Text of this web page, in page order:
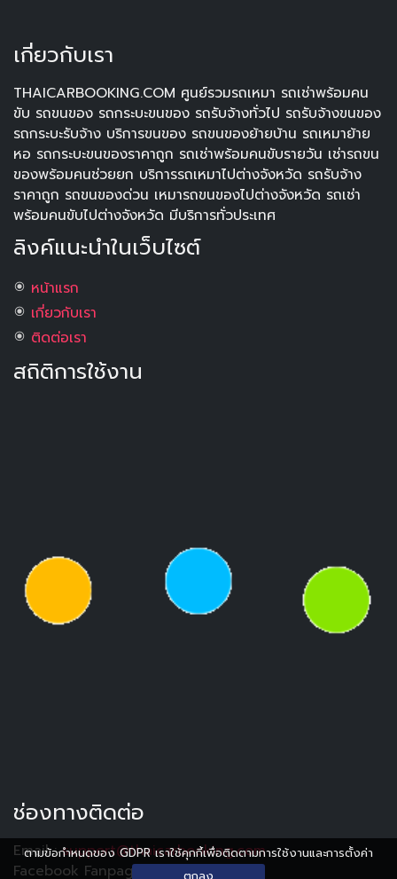
ตามข้อกำหนดของ GDPR เราใช้คุกกี้เพื่อติดตามการใช้งานและการตั้งค่า
เกี่ยวกับเรา
THAICARBOOKING.COM ศูนย์รวมรถเหมา รถเช่าพร้อมคน
ขับ รถขนของ รถกระบะขนของ รถรับจ้างทั่วไป รถรับจ้างขนของ
รถกระบะรับจ้าง บริการขนของ รถขนของย้ายบ้าน รถเหมาย้าย
หอ รถกระบะขนของราคาถูก รถเช่าพร้อมคนขับรายวัน เช่ารถขน
ของพร้อมคนช่วยยก บริการรถเหมาไปต่างจังหวัด รถรับจ้าง
ราคาถูก รถขนของด่วน เหมารถขนของไปต่างจังหวัด รถเช่า
พร้อมคนขับไปต่างจังหวัด มีบริการทั่วประเทศ
ลิงค์แนะนำในเว็บไซต์
หน้าแรก
เกี่ยวกับเรา
ติดต่อเรา
สถิติการใช้งาน
ช่องทางติดต่อ
Email :support@thaicarbooking.com
Facebook Fanpage :Thaicarbooking